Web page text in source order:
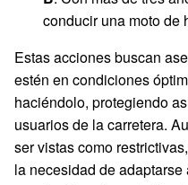
conducir una moto de
Estas acciones buscan
estén en condiciones
haciéndolo, protegiendo
usuarios de la carretera.
ser vistas como
la necesidad de